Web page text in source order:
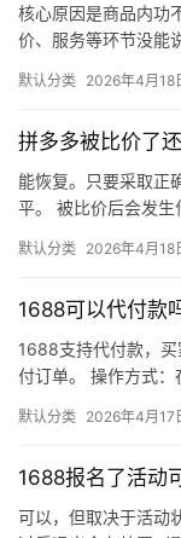
核心原因是商品内
价、服务等环节没能
评少、…
默认分类 2026年4月18
拼多多被比价了
能恢复。只要采取正
平。 被比价后会发
网价格…
默认分类 2026年4月18
1688可以代付款
1688支持代付款，
付订单。 操作方式
默认分类 2026年4月17
1688报名了活动
可以，但取决于活动